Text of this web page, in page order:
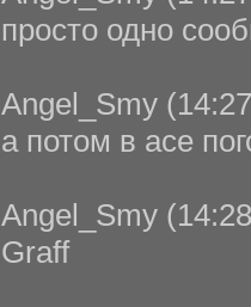
просто одно
Angel_Smy
а потом в асе
Angel_Smy
Graff